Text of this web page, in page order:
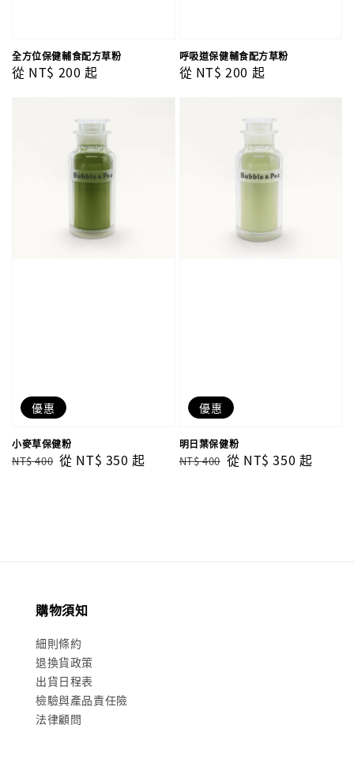
全方位保健輔食配方草粉
Regular
從 NT$ 200 起
呼吸道保健輔食配方草粉
Regular
從 NT$ 200 起
優惠
小麥草保健粉
Regular
NT$ 400 Sale
從 NT$ 350 起
優惠
明日葉保健粉
Regular
NT$ 400 Sale
從 NT$ 350 起
購物須知
細則條約
退換貨政策
出貨日程表
檢驗與產品責任險
法律顧問